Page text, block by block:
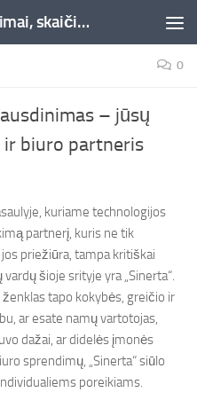
Mokesčiai, mokesčių patarimai, skaičiuoklės, straipsniai -Liepaja.lt
0
– jūsų
biuro partneris
kuriame technologijos
partnerį, kuris ne tik
priežiūra, tampa kritiškai
šioje srityje yra „Sinerta“.
tapo kokybės, greičio ir
ar esate namų vartotojas,
dažai, ar didelės įmonės
sprendimų, „Sinerta“ siūlo
poreikiams.